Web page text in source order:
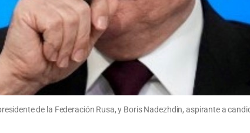
de la Federación Rusa, y Boris Nadezhdin, aspirante a